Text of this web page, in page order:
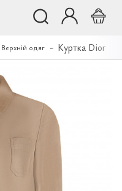
Верхній одяг Куртка Dior